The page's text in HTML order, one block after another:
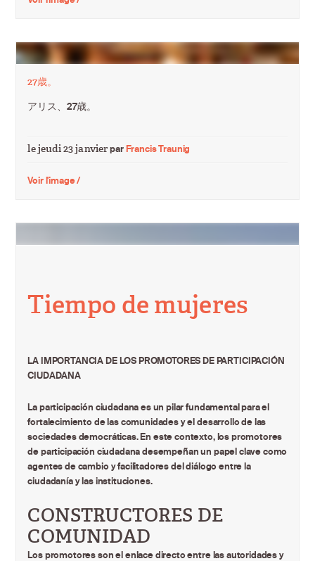
27歳。
アリス、27歳。
le jeudi 23 janvierparFrancis Traunig
Voir l'image /
Tiempo de mujeres
LA IMPORTANCIA DE LOS PROMOTORES DE PARTICIPACIÓN
CIUDADANA
La participación ciudadana es un pilar fundamental para el
fortalecimiento de las comunidades y el desarrollo de las
sociedades democráticas. En este contexto, los promotores
de participación ciudadana desempeñan un papel clave como
agentes de cambio y facilitadores del diálogo entre la
ciudadanía y las instituciones.
CONSTRUCTORES DE
COMUNIDAD
Los promotores son el enlace directo entre las autoridades y